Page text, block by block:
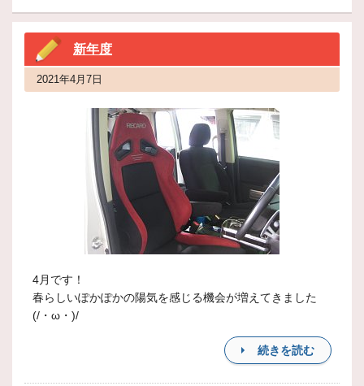
新年度
2021年4月7日
4月です！
春らしいぽかぽかの陽気を感じる機会が増えてきました
(/・ω・)/
続きを読む